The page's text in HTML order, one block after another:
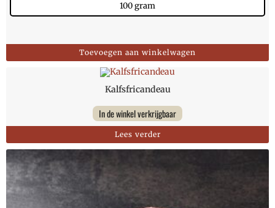
100 gram
Toevoegen aan winkelwagen
Kalfsfricandeau
In de winkel verkrijgbaar
Lees verder